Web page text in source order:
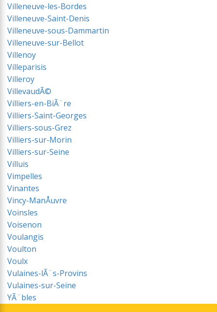
Villeneuve-les-Bordes
Villeneuve-Saint-Denis
Villeneuve-sous-Dammartin
Villeneuve-sur-Bellot
Villenoy
Villeparisis
Villeroy
VillevaudÃ©
Villiers-en-BiÃ¨re
Villiers-Saint-Georges
Villiers-sous-Grez
Villiers-sur-Morin
Villiers-sur-Seine
Villuis
Vimpelles
Vinantes
Vincy-ManÅuvre
Voinsles
Voisenon
Voulangis
Voulton
Voulx
Vulaines-lÃ¨s-Provins
Vulaines-sur-Seine
YÃ¨bles